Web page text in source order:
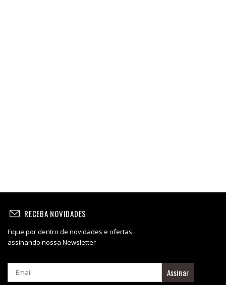
RECEBA NOVIDADES
Fique por dentro de novidades e ofertas
assinando nossa Newsletter
Assinar